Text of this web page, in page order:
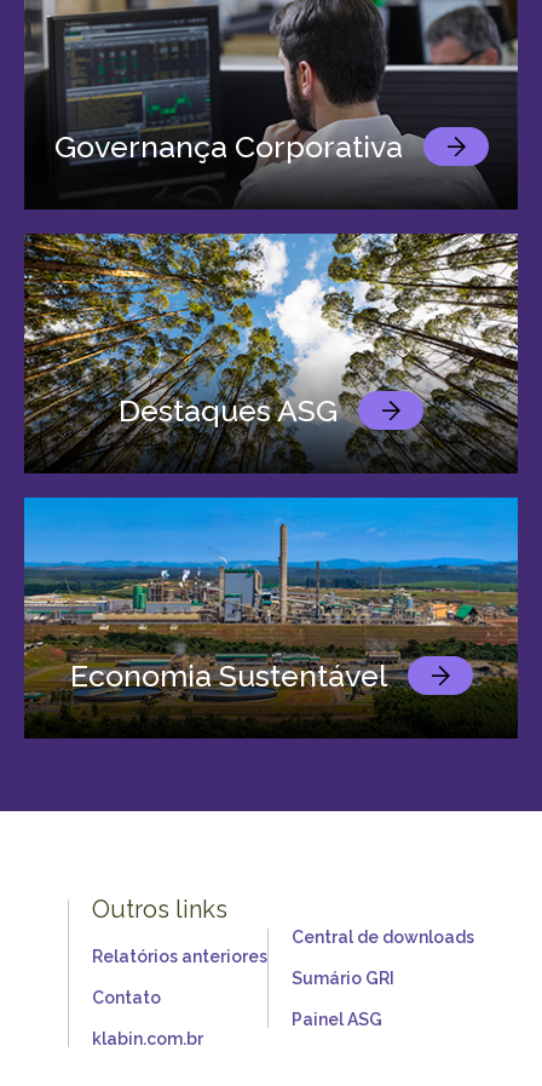
Governança Corporativa
Destaques ASG
Economia Sustentável
Outros links
Relatórios anteriores
Contato
klabin.com.br
Central de downloads
Sumário GRI
Painel ASG